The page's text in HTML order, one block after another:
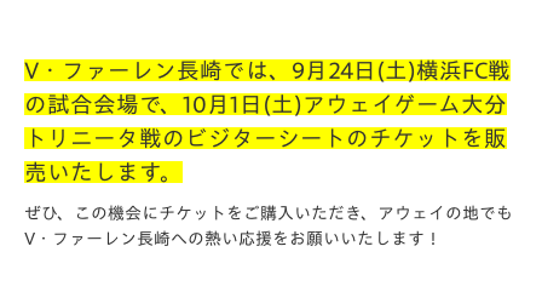
V・ファーレン長崎では、9月24日(土)横浜FC戦
の試合会場で、10月1日(土)アウェイゲーム大分
トリニータ戦のビジターシートのチケットを販
売いたします。
ぜひ、この機会にチケットをご購入いただき、アウェイの地でも
V・ファーレン長崎への熱い応援をお願いいたします！